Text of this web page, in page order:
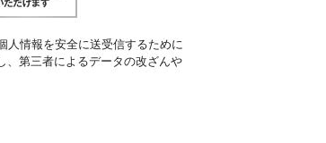
人情報を安全に送受信するために
、第三者によるデータの改ざんや